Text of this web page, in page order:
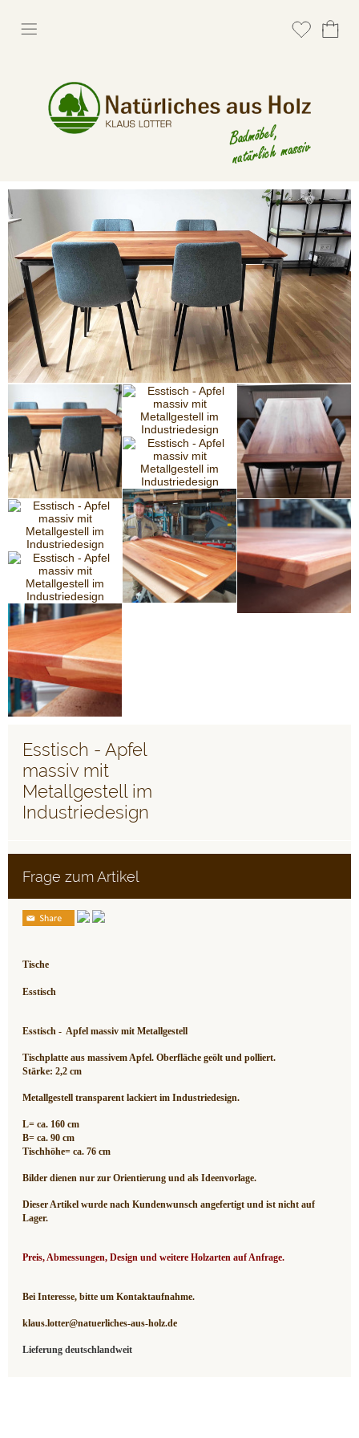
Esstisch - Apfel
massiv mit
Metallgestell im
Industriedesign
Frage zum Artikel
Tische
Esstisch
Esstisch - Apfel massiv mit Metallgestell
Tischplatte aus massivem Apfel. Oberfläche geölt und polliert.
Stärke: 2,2 cm
Metallgestell transparent lackiert im Industriedesign.
L= ca. 160 cm
B= ca. 90 cm
Tischhöhe= ca. 76 cm
Bilder dienen nur zur Orientierung und als Ideenvorlage.
Dieser Artikel wurde nach Kundenwunsch angefertigt und ist nicht auf
Lager.
Preis, Abmessungen, Design und weitere Holzarten auf Anfrage.
Bei Interesse, bitte um Kontaktaufnahme.
klaus.lotter@natuerliches-aus-holz.de
Lieferung deutschlandweit